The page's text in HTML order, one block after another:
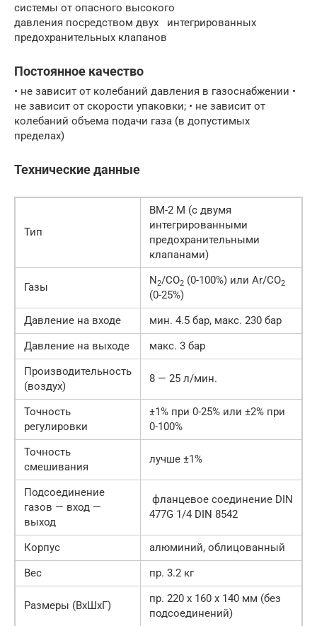
системы от опасного высокого
давления посредством двух интегрированных
предохранительных клапанов
Постоянное качество
• не зависит от колебаний давления в газоснабжении •
не зависит от скорости упаковки; • не зависит от
колебаний объема подачи газа (в допустимых
пределах)
Технические данные
Тип
BM-2 M (с двумя
интегрированными
предохранительными
клапанами)
Газы
N2/CO2 (0-100%) или Ar/CO2
(0-25%)
Давление на входе
мин. 4.5 бар, макс. 230 бар
Давление на выходе
макс. 3 бар
Производительность
(воздух)
8 — 25 л/мин.
Точность
регулировки
±1% при 0-25% или ±2% при
0-100%
Точность
смешивания
лучше ±1%
Подсоединение
газов — вход —
выход
фланцевое соединение DIN
477G 1/4 DIN 8542
Корпус
алюминий, облицованный
Вес
пр. 3.2 кг
Размеры (ВхШхГ)
пр. 220 x 160 x 140 мм (без
подсоединений)